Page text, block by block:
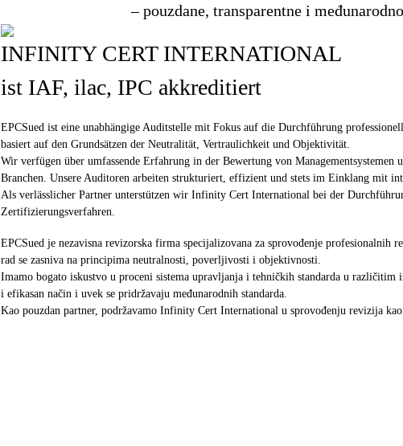
– pouzdane, transparentne i
INFINITY CERT INTERNATIONAL
ist IAF, ilac, IPC akkreditiert
EPCSued ist eine unabhängige Auditstelle mit Fokus auf die Durchführung
basiert auf den Grundsätzen der Neutralität, Vertraulichkeit und Objektivität.
Wir verfügen über umfassende Erfahrung in der Bewertung von Managementsystemen
Branchen. Unsere Auditoren arbeiten strukturiert, effizient und stets im Einklang mit
Als verlässlicher Partner unterstützen wir Infinity Cert International bei der
Zertifizierungsverfahren.
EPCSued je nezavisna revizorska firma specijalizovana za sprovođenje profesionalnih
rad se zasniva na principima neutralnosti, poverljivosti i objektivnosti.
Imamo bogato iskustvo u proceni sistema upravljanja i tehničkih standarda u
i efikasan način i uvek se pridržavaju međunarodnih standarda.
Kao pouzdan partner, podržavamo Infinity Cert International u sprovođenju revizija kao